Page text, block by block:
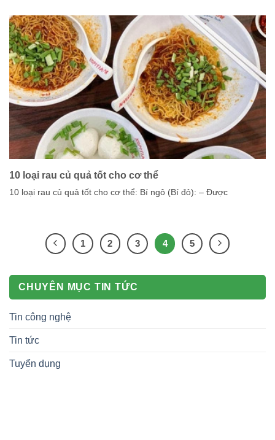
10 loại rau củ quả tốt cho cơ thể
10 loại rau củ quả tốt cho cơ thể: Bí ngô (Bí đỏ): – Được
1 2 3 4 5
CHUYÊN MỤC TIN TỨC
Tin công nghệ
Tin tức
Tuyển dụng